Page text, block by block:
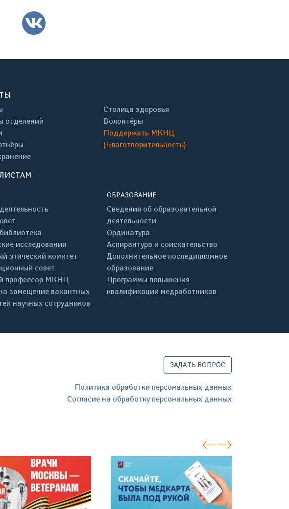
ВКонтакте
отделений
Столица здоровья
Волонтёры
Поддержать МКНЦ
(Благотворительность)
исследования
этический комитет
совет
профессор МКНЦ
замещение вакантных
научных сотрудников
ОБРАЗОВАНИЕ
Сведения об образовательной
деятельности
Ординатура
Аспирантура и соискательство
Дополнительное последипломное
образование
Программы повышения
квалификации медработников
ЗАДАТЬ ВОПРОС
Политика обработки персональных данных
Согласие на обработку персональных данных